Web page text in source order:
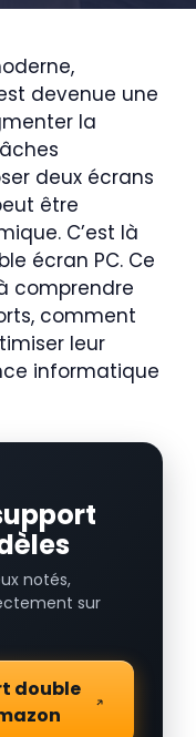
devenue une
la
deux écrans
être
C’est là
écran PC. Ce
comprendre
comment
leur
informatique
notés,
sur
double